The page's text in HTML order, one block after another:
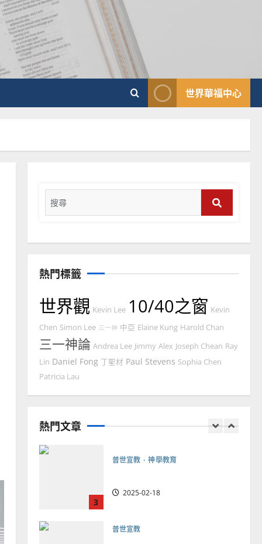
世界華福中心
Search
for:
熱門標籤
世界觀 Kevin Lee 10/40之窗 Kevin
Chen Simon Lee 三一神 中亞 Elaine Kung Harold Chan
三一神論 Andrea Lee Jimmy Alex Joseph Chean Ray
Lin Daniel Fong 丁聖材 Paul Stevens Sophia Chen
Patricia Lau
熱門文章
向穆斯林傳福音的可行策略
｜黃約瑟
2025-02-20
普世宣教
差傳過來人的佳美見證｜歐
陽瑞萍
7
德國華人宣教經歷｜吳振
2025-02-20
1
教會發展 門徒培育
如何以國度思維建造地方堂
會？
2024-01-09
2
福音未及之民的定義、現況
2025-02-18
3
普世宣教 神學教育
2025-02-18
普世宣教